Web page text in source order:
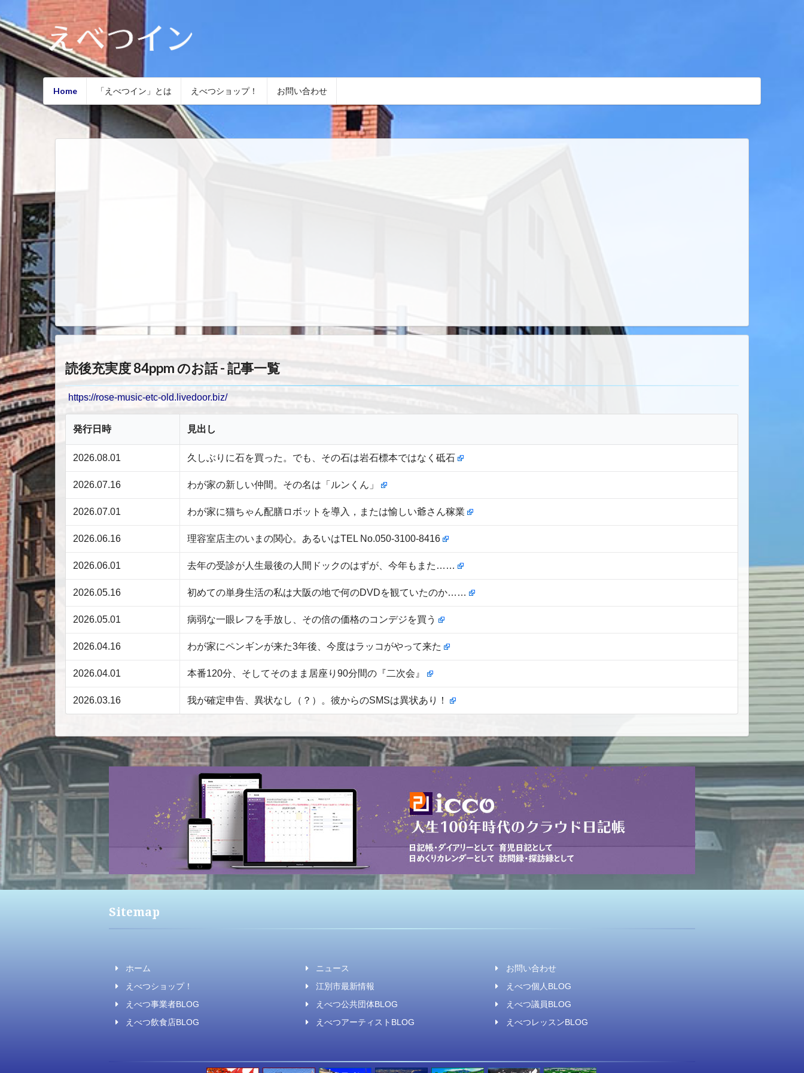
Home 「えべつイン」とは えべつショップ！ お問い合わせ
読後充実度 84ppm のお話 - 記事一覧
https://rose-music-etc-old.livedoor.biz/
発行日時 見出し
2026.08.01 久しぶりに石を買った。でも、その石は岩石標本ではなく砥石
2026.07.16 わが家の新しい仲間。その名は「ルンくん」
2026.07.01 わが家に猫ちゃん配膳ロボットを導入，または愉しい爺さん稼業
2026.06.16 理容室店主のいまの関心。あるいはTEL No.050-3100-8416
2026.06.01 去年の受診が人生最後の人間ドックのはずが、今年もまた……
2026.05.16 初めての単身生活の私は大阪の地で何のDVDを観ていたのか……
2026.05.01 病弱な一眼レフを手放し、その倍の価格のコンデジを買う
2026.04.16 わが家にペンギンが来た3年後、今度はラッコがやって来た
2026.04.01 本番120分、そしてそのまま居座り90分間の『二次会』
2026.03.16 我が確定申告、異状なし（？）。彼からのSMSは異状あり！
Sitemap
ホーム ニュース
お問い合わせ
えべつショップ！
江別市最新情報
えべつ個人BLOG
えべつ事業者BLOG
えべつ公共団体BLOG
えべつ議員BLOG
えべつ飲食店BLOG
えべつアーティストBLOG えべつレッスンBLOG